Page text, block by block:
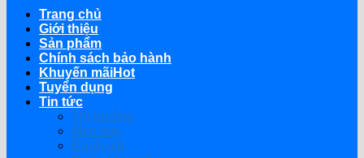
Trang chủ
Giới thiệu
Sản phẩm
Chính sách bảo hành
Khuyến mãi
Tuyển dụng
Tin tức
Thị trường
Mẹo hay
Đánh giá